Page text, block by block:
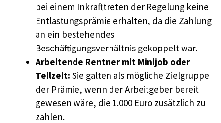
bei einem Inkrafttreten der Regelung keine
Entlastungsprämie erhalten, da die Zahlung
an ein bestehendes
Beschäftigungsverhältnis gekoppelt war.
Arbeitende Rentner mit Minijob oder
Teilzeit: Sie galten als mögliche Zielgruppe
der Prämie, wenn der Arbeitgeber bereit
gewesen wäre, die 1.000 Euro zusätzlich zu
zahlen.